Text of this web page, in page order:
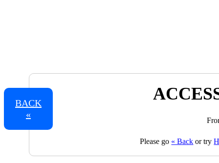
BACK
«
Please go « Back or try